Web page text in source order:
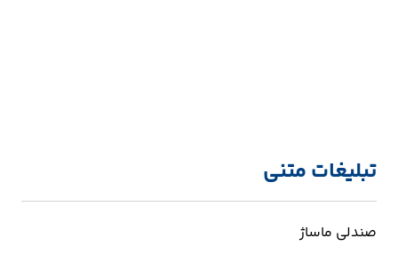
تبلیغات متنی
صندلی ماساژ